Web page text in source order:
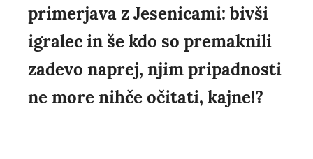
primerjava z Jesenicami: bivši
igralec in še kdo so premaknili
zadevo naprej, njim pripadnosti
ne more nihče očitati, kajne!?